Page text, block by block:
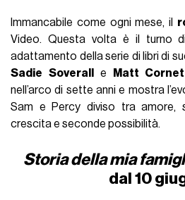
Immancabile come ogni mese, il
Video. Questa volta è il turno
adattamento della serie di libri di
Sadie Soverall
e Matt
nell’arco di sette anni e mostra
Sam e Percy diviso tra amore,
crescita e seconde possibilità.
Storia della mia
dal 10